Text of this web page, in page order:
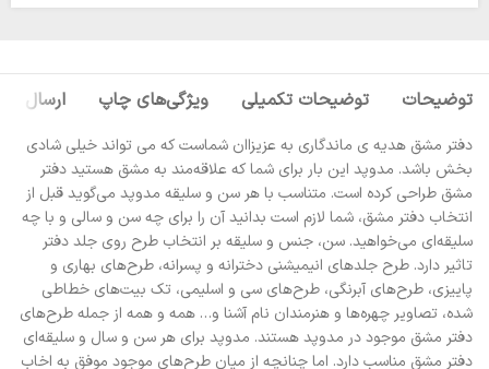
توضیحات توضیحات تکمیلی ویژگی‌های چاپ ارسال
دفتر مشق هدیه ی ماندگاری به عزیزاان شماست که می تواند خیلی شادی
بخش باشد. مدوپد این بار برای شما که علاقه‌مند به مشق هستید دفتر
مشق طراحی کرده است. متناسب با هر سن و سلیقه مدوپد می‌گوید قبل از
انتخاب دفتر مشق، شما لازم است بدانید آن را برای چه سن و سالی و با چه
سلیقه‌ای می‌خواهید. سن، جنس و سلیقه بر انتخاب طرح روی جلد دفتر
تاثیر دارد. طرح جلدهای انیمیشنی دخترانه و پسرانه، طرح‌های بهاری و
پاییزی، طرح‌های آبرنگی، طرح‌های سی و اسلیمی، تک بیت‌های خطاطی
شده، تصاویر چهره‌ها و هنرمندان نام آشنا و… همه و همه از جمله طرح‌های
دفتر مشق موجود در مدوپد هستند. مدوپد برای هر سن و سال و سلیقه‌ای
دفتر مشق مناسب دارد. اما چنانچه از میان طرح‌های موجود موفق به اخاب